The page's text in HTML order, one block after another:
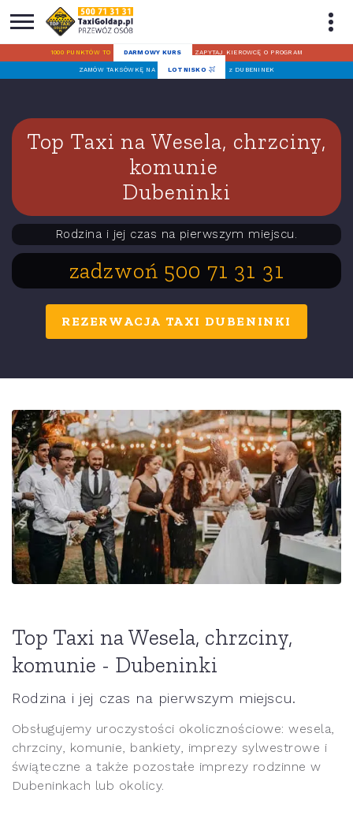
1000 PUNKTÓW TO DARMOWY KURS ZAPYTAJ KIEROWCĘ O PROGRAM
ZAMÓW TAKSÓWKĘ NA LOTNISKO z DUBENINEK
Top Taxi na Wesela, chrzciny,
komunie
Dubeninki
Rodzina i jej czas na pierwszym miejscu.
zadzwoń 500 71 31 31
REZERWACJA TAXI DUBENINKI
Top Taxi na Wesela, chrzciny,
komunie - Dubeninki
Rodzina i jej czas na pierwszym miejscu.
Obsługujemy uroczystości okolicznościowe: wesela,
chrzciny, komunie, bankiety, imprezy sylwestrowe i
świąteczne a także pozostałe imprezy rodzinne w
Dubeninkach lub okolicy.